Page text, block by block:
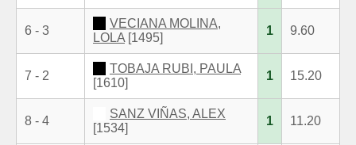
6 - 3
VECIANA MOLINA,
LOLA [1495]
1 9.60
7 - 2
TOBAJA RUBI, PAULA
[1610]
1 15.20
8 - 4
SANZ VIÑAS, ALEX
[1534]
1 11.20